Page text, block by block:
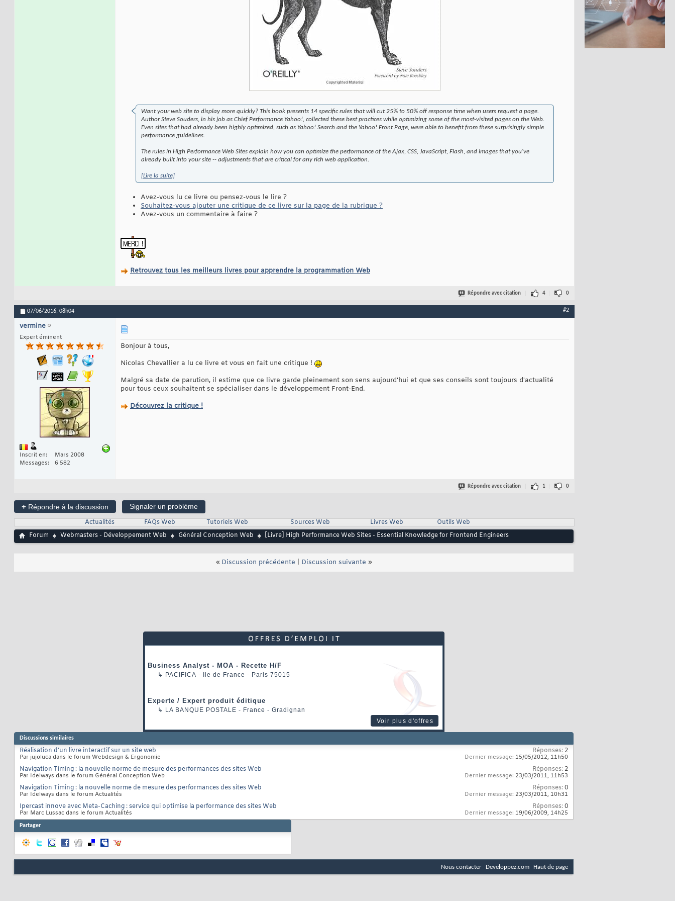
Want your web site to display more quickly? This book presents 14 specific rules that will cut 25% to 50% off response time when users request a page.
Author Steve Souders, in his job as Chief Performance Yahoo!, collected these best practices while optimizing some of the most-visited pages on the Web.
Even sites that had already been highly optimized, such as Yahoo! Search and the Yahoo! Front Page, were able to benefit from these surprisingly simple
performance guidelines.
The rules in High Performance Web Sites explain how you can optimize the performance of the Ajax, CSS, JavaScript, Flash, and images that you've
already built into your site -- adjustments that are critical for any rich web application.
[Lire la suite]
Avez-vous lu ce livre ou pensez-vous le lire ?
Souhaitez-vous ajouter une critique de ce livre sur la page de la rubrique ?
Avez-vous un commentaire à faire ?
Retrouvez tous les meilleurs livres pour apprendre la programmation Web
Répondre avec citation 4 0
07/06/2016, 08h04 #2
vermine
Expert éminent
Inscrit en
Mars 2008
Messages
6 582
Bonjour à tous,
Nicolas Chevallier a lu ce livre et vous en fait une critique !
Malgré sa date de parution, il estime que ce livre garde pleinement son sens aujourd'hui et que ses conseils sont toujours d'actualité
pour tous ceux souhaitent se spécialiser dans le développement Front-End.
Découvrez la critique !
Répondre avec citation 1 0
+ Répondre à la discussion
Signaler un problème
Actualités
FAQs Web Tutoriels Web Sources Web Livres Web
Outils Web
Forum
Webmasters - Développement Web Général Conception Web [Livre] High Performance Web Sites - Essential Knowledge for Frontend Engineers
« Discussion précédente Discussion suivante »
Business Analyst - MOA - Recette H/F
↳ PACIFICA - Ile de France - Paris 75015
Experte / Expert produit éditique
↳ LA BANQUE POSTALE - France - Gradignan
Voir plus d'offres
Discussions similaires
Réalisation d'un livre interactif sur un site web
Par jujoluca dans le forum Webdesign & Ergonomie
Réponses: 2
Dernier message: 15/05/2012, 11h50
Navigation Timing : la nouvelle norme de mesure des performances des sites Web
Par Idelways dans le forum Général Conception Web
Réponses: 2
Dernier message: 23/03/2011, 11h53
Navigation Timing : la nouvelle norme de mesure des performances des sites Web
Par Idelways dans le forum Actualités
Réponses:0
Dernier message: 23/03/2011, 10h31
Ipercast innove avec Meta-Caching : service qui optimise la performance des sites Web
Par Marc Lussac dans le forum Actualités
Réponses:0
Dernier message: 19/06/2009, 14h25
Partager
Nous contacter Developpez.com Haut de page